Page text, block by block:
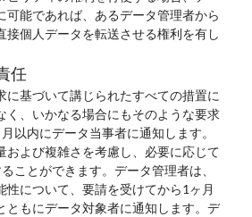
可能であれば、あるデータ管理者から
接個人データを転送させる権利を有し
任
に基づいて講じられたすべての措置に
く、いかなる場合にもそのような要求
以内にデータ当事者に通知します。
および複雑さを考慮し、必要に応じて
ことができます。データ管理者は、
性について、要請を受けてから1ヶ月
ともにデータ対象者に通知します。デ